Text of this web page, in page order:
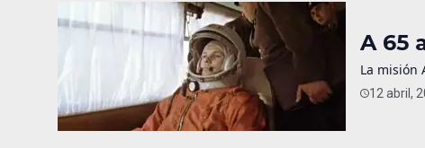
A 65
La misión
12 abril,